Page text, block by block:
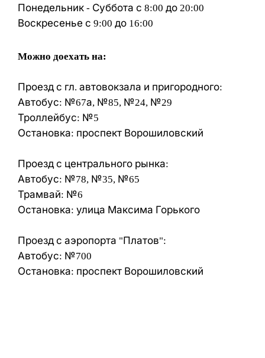
Понедельник - Суббота с 8:00 до 20:00
Воскресенье с 9:00 до 16:00
Можно доехать на:
Проезд с гл. автовокзала и пригородного:
Автобус: №67а, №85, №24, №29
Троллейбус: №5
Остановка: проспект Ворошиловский
Проезд с центрального рынка:
Автобус: №78, №35, №65
Трамвай: №6
Остановка: улица Максима Горького
Проезд с аэропорта "Платов":
Автобус: №700
Остановка: проспект Ворошиловский